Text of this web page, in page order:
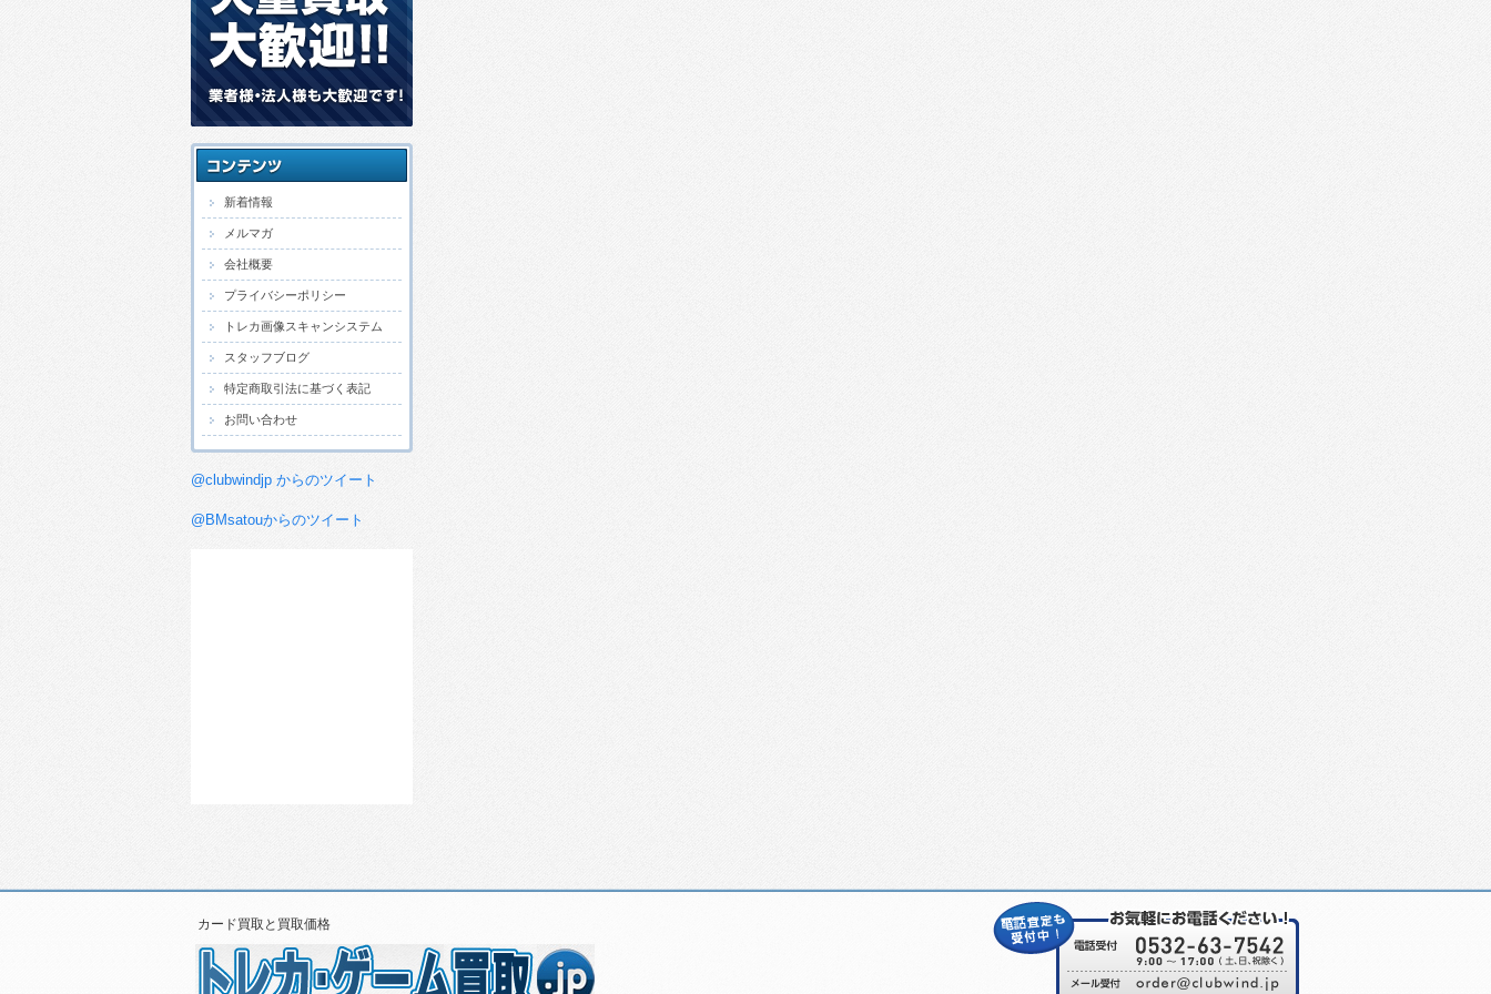
新着情報
メルマガ
会社概要
プライバシーポリシー
トレカ画像スキャンシステム
スタッフブログ
特定商取引法に基づく表記
お問い合わせ
@clubwindjp からのツイート
@BMsatouからのツイート
カード買取と買取価格